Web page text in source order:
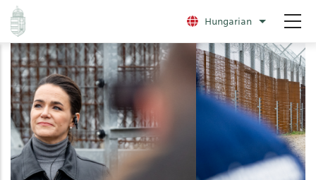
Ugrás
tartalomra
Hungarian További